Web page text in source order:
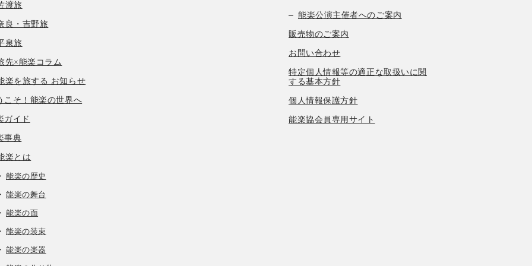
渡旅
良・吉野旅
泉旅
先×能楽コラム
楽を旅する お知らせ
こそ！能楽の世界へ
ガイド
事典
楽とは
能楽の歴史
能楽の舞台
能楽の面
能楽の装束
能楽の楽器
能楽公演主催者へのご案内
販売物のご案内
お問い合わせ
特定個人情報等の適正な取扱いに関
する基本方針
個人情報保護方針
能楽協会員専用サイト